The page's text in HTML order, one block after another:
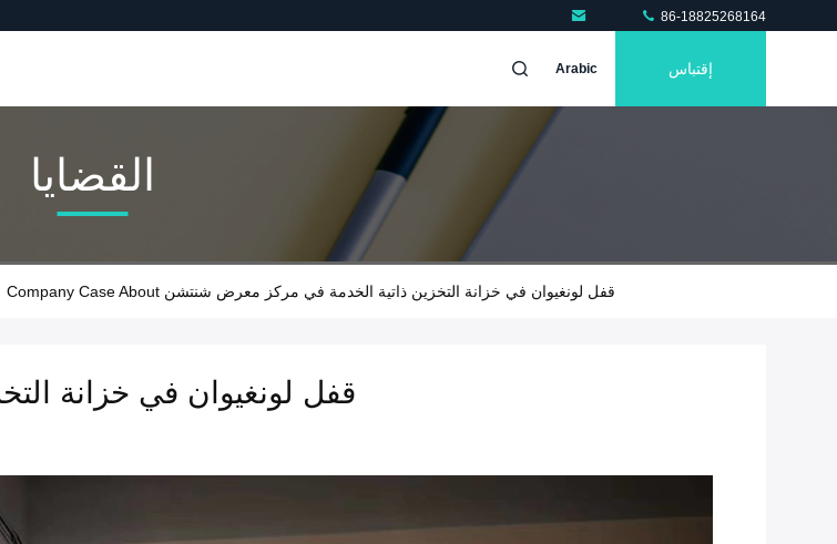
86-18825268164
Arabic إقتباس
القضايا
Company Case About قفل لونغيوان في خزانة التخزين ذاتية الخدمة في مركز معرض شنتشن
قفل لونغيوان في خزانة